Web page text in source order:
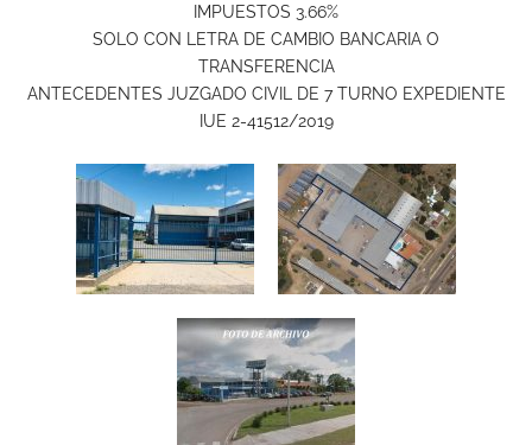
IMPUESTOS 3.66%
SOLO CON LETRA DE CAMBIO BANCARIA O
TRANSFERENCIA
ANTECEDENTES JUZGADO CIVIL DE 7 TURNO EXPEDIENTE
IUE 2-41512/2019